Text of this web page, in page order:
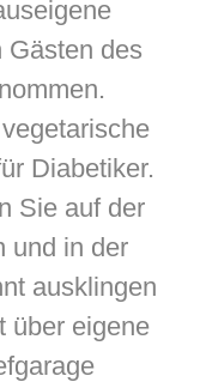
Gästen des
Diabetiker.
Sie auf der
und in der
ausklingen
über eigene